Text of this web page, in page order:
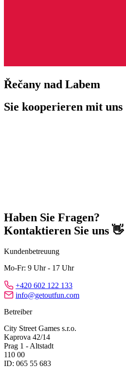
Řečany nad Labem
Sie kooperieren mit uns
Haben Sie Fragen?
Kontaktieren Sie uns 👋
Kundenbetreuung
Mo-Fr: 9 Uhr - 17 Uhr
+420 602 122 133
info@getoutfun.com
Betreiber
City Street Games s.r.o.
Kaprova 42/14
Prag 1 - Altstadt
110 00
ID: 065 55 683